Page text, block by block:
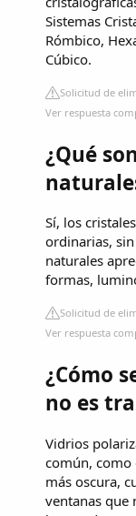
Sistemas
Rómbico,
Cúbico.
Solicitud de
Ver respuesta
¿Qué
Sí, los
ordinarias,
naturales
formas,
Solicitud de
Ver respuesta
¿Cómo
no es
Vidrios
común, como
más oscura,
ventanas que